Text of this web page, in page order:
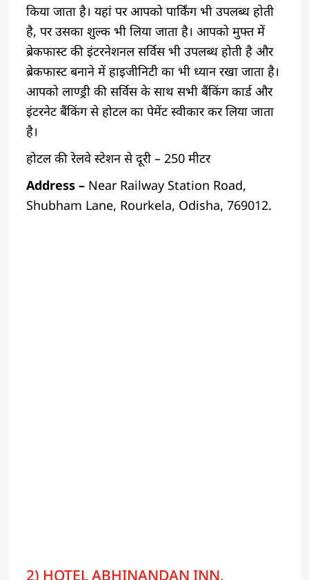
किया जाता है। यहां पर आपको पार्किंग भी उपलब्ध होती
है, पर उसका शुल्क भी लिया जाता है। आपको मुफ्त में
ब्रेकफास्ट की इंटरनेशनल सर्विस भी उपलब्ध होती है और
ब्रेकफास्ट बनाने में हाइजीनिटी का भी ध्यान रखा जाता है।
आपको लाण्ड्री की सर्विस के साथ सभी बैंकिंग कार्ड और
इंटरनेट बैंकिंग से होटल का पेमेंट स्वीकार कर लिया जाता
है।
होटल की रेलवे स्टेशन से दूरी – 250 मीटर
Address –Near Railway Station Road,
Shubham Lane, Rourkela, Odisha, 769012.
2) HOTEL ABHINANDAN INN,